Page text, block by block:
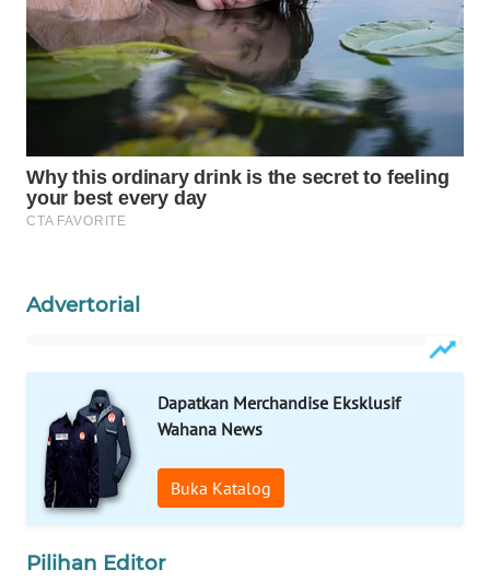
Advertorial
Dapatkan Merchandise Eksklusif
Wahana News
Buka Katalog
Pilihan Editor
WAHANA
INFRASTRUKTUR
WAHANA
KONSUMEN
WAHANA
LISTRIK
TRAVEL
WAHANANEWS
ID
WAHANANEWS